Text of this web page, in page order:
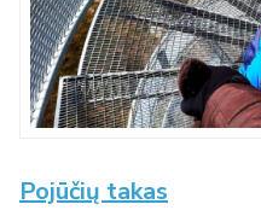
Pojūčių takas